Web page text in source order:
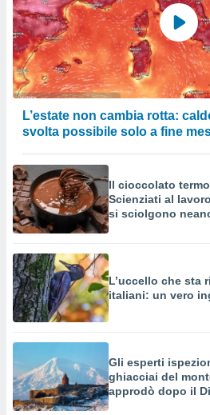
L’estate non cambia rotta:
svolta possibile solo a fine
Il cioccolato
Scienziati al
si sciolgono
L’uccello che sta
italiani: un vero
Gli esperti
ghiacciai del
approdò dopo il